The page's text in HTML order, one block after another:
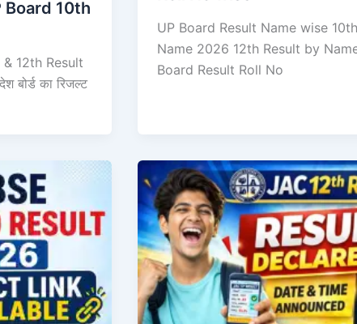
Board 10th
12th Result
बोर्ड का रिजल्ट
UP Board Result Name wise
Name 2026 12th Result by
Board Result Roll No